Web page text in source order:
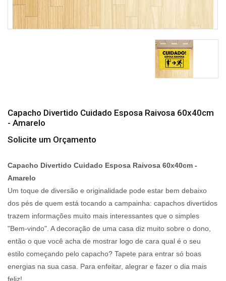
Capacho Divertido Cuidado Esposa Raivosa 60x40cm
- Amarelo
Solicite um Orçamento
Capacho Divertido Cuidado Esposa Raivosa 60x40cm -
Amarelo
Um toque de diversão e originalidade pode estar bem debaixo
dos pés de quem está tocando a campainha: capachos divertidos
trazem informações muito mais interessantes que o simples
"Bem-vindo". A decoração de uma casa diz muito sobre o dono,
então o que você acha de mostrar logo de cara qual é o seu
estilo começando pelo capacho? Tapete para entrar só boas
energias na sua casa. Para enfeitar, alegrar e fazer o dia mais
feliz!